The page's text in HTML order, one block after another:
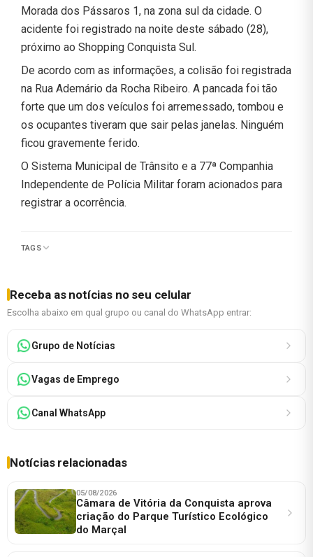
Morada dos Pássaros 1, na zona sul da cidade. O
acidente foi registrado na noite deste sábado (28),
próximo ao Shopping Conquista Sul.
De acordo com as informações, a colisão foi registrada
na Rua Ademário da Rocha Ribeiro. A pancada foi tão
forte que um dos veículos foi arremessado, tombou e
os ocupantes tiveram que sair pelas janelas. Ninguém
ficou gravemente ferido.
O Sistema Municipal de Trânsito e a 77ª Companhia
Independente de Polícia Militar foram acionados para
registrar a ocorrência.
TAGS
Receba as notícias no seu celular
Escolha abaixo em qual grupo ou canal do WhatsApp entrar:
Grupo de Notícias
Vagas de Emprego
Canal WhatsApp
Notícias relacionadas
05/08/2026
Câmara de Vitória da Conquista aprova
criação do Parque Turístico Ecológico
do Marçal